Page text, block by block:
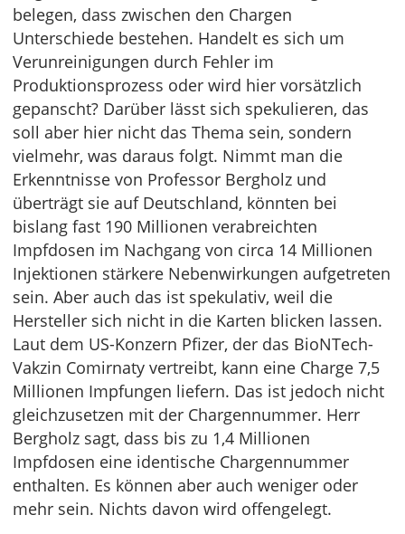
belegen, dass zwischen den Chargen
Unterschiede bestehen. Handelt es sich um
Verunreinigungen durch Fehler im
Produktionsprozess oder wird hier vorsätzlich
gepanscht? Darüber lässt sich spekulieren, das
soll aber hier nicht das Thema sein, sondern
vielmehr, was daraus folgt. Nimmt man die
Erkenntnisse von Professor Bergholz und
überträgt sie auf Deutschland, könnten bei
bislang fast 190 Millionen verabreichten
Impfdosen im Nachgang von circa 14 Millionen
Injektionen stärkere Nebenwirkungen aufgetreten
sein. Aber auch das ist spekulativ, weil die
Hersteller sich nicht in die Karten blicken lassen.
Laut dem US-Konzern Pfizer, der das BioNTech-
Vakzin Comirnaty vertreibt, kann eine Charge 7,5
Millionen Impfungen liefern. Das ist jedoch nicht
gleichzusetzen mit der Chargennummer. Herr
Bergholz sagt, dass bis zu 1,4 Millionen
Impfdosen eine identische Chargennummer
enthalten. Es können aber auch weniger oder
mehr sein. Nichts davon wird offengelegt.